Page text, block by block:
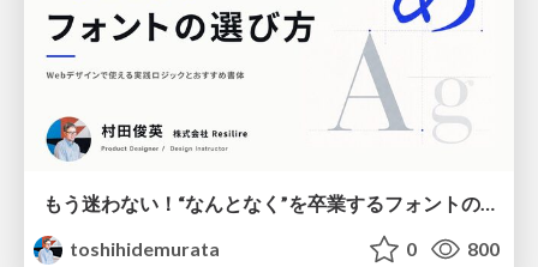
もう迷わない！“なんとなく”を卒業するフォントの選び方【村田俊英】
toshihidemurata
0 800